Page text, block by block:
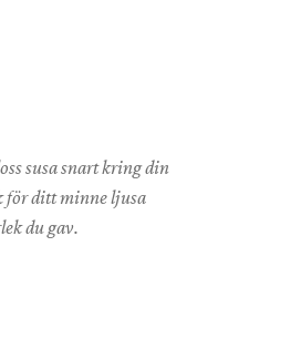
susa snart kring din
för ditt minne ljusa
du gav.